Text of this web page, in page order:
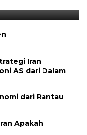
Iran
AS dari Dalam
dari Rantau
Apakah